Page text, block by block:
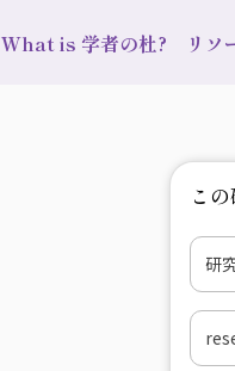
What is 学者の杜? リソ
こ
研